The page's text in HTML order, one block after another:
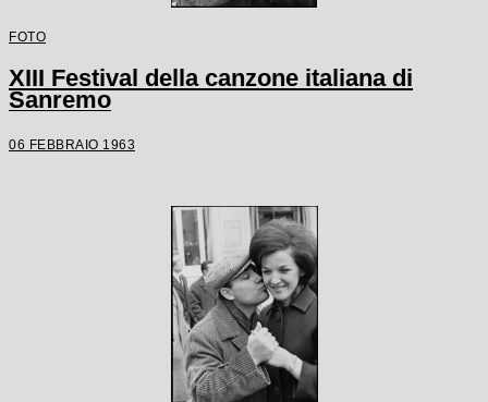
FOTO
XIII Festival della canzone italiana di
Sanremo
06 FEBBRAIO 1963